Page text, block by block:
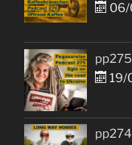
19/